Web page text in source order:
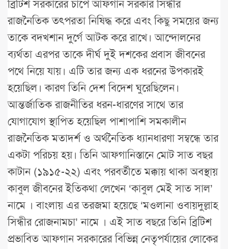
ব্রিটিশ সরকারের চাপে আফগান সরকার সিন্ধীর
রাজনৈতিক তৎপরতা নিষিদ্ধ করে এবং কিছু সময়ের জন্য
তাকে বদখশান দুর্গে আটক করে রাখে। আন্দোলনের
ব্যর্থতা এরপর তাকে দীর্ঘ দুই দশকের প্রবাস জীবনের
পথে নিয়ে যায়। এটি তার জন্য এক ধরনের উপকারই
হয়েছিল। কারণ তিনি দেশ বিদেশ ঘুরেছিলেন।
আন্তর্জাতিক রাজনীতির ধরন-ধারণের সাথে তার
যোগাযোগ স্থাপিত হয়েছিল পাশাপাশি সমকালীন
রাজনৈতিক মতাদর্শ ও অর্থনৈতিক ধ্যানধারণা সম্বন্ধে তার
একটা পরিচয় হয়। তিনি আফগানিস্তানে মোট সাত বছর
কাটান (১৯১৫-২২) এবং পরবর্তীতে মক্কায় থাকা অবস্থায়
কাবুল জীবনের ইতিকথা লেখেন ‘কাবুল মেই সাত সাল’
নামে । বাংলায় এর তরজমা হয়েছে ‘মওলানা ওবায়দুল্লাহ
সিন্ধীর রোজনামচা’ নামে । এই সাত বছরে তিনি ব্রিটিশ
প্রভাবিত আফগান সরকারের বিভিন্ন নেতৃপর্যায়ের লোকের